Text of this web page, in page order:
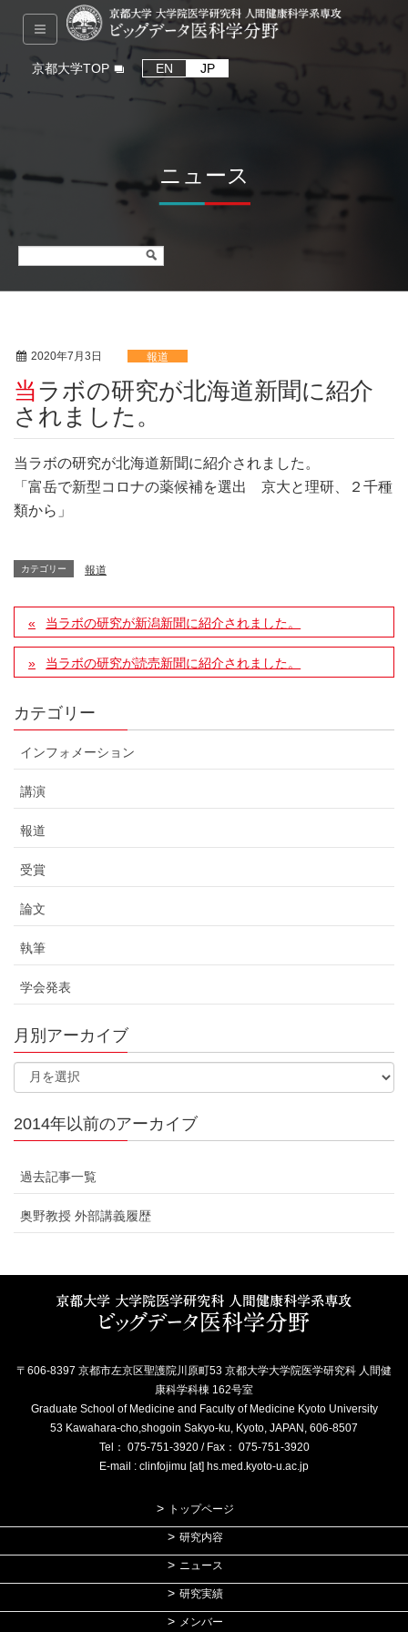
京都大学TOP EN JP
ニュース
2020年7月3日 報道
当ラボの研究が北海道新聞に紹介
されました。
当ラボの研究が北海道新聞に紹介されました。
「富岳で新型コロナの薬候補を選出 京大と理研、２千種
類から」
カテゴリー 報道
当ラボの研究が新潟新聞に紹介されました。
当ラボの研究が読売新聞に紹介されました。
カテゴリー
インフォメーション
講演
報道
受賞
論文
執筆
学会発表
月別アーカイブ
2014年以前のアーカイブ
過去記事一覧
奥野教授 外部講義履歴
〒606-8397 京都市左京区聖護院川原町53 京都大学大学院医学研究科 人間健
康科学科棟 162号室
Graduate School of Medicine and Faculty of Medicine Kyoto University
53 Kawahara-cho,shogoin Sakyo-ku, Kyoto, JAPAN, 606-8507
Tel： 075-751-3920 / Fax： 075-751-3920
E-mail : clinfojimu [at] hs.med.kyoto-u.ac.jp
トップページ
研究内容
ニュース
研究実績
メンバー